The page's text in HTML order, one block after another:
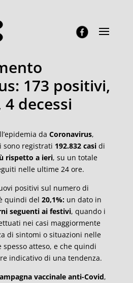
173 positivi,
decessi
da Coronavirus,
sono registrati 192.832 casi di
rispetto a ieri, su un totale
nelle ultime 24 ore.
positivi sul numero di
quindi del 20,1%: un dato in
seguenti ai festivi, quando i
nei casi maggiormente
di sintomi o situazioni nelle
spesso atteso, e che quindi
indicativo di una tendenza.
vaccinale anti-Covid,